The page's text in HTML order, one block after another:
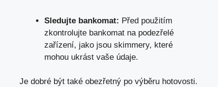
Sledujte bankomat: Před použitím
zkontrolujte bankomat na podezřelé
zařízení, jako jsou skimmery, které
mohou ukrást vaše údaje.
Je dobré být také obezřetný po výběru hotovosti.